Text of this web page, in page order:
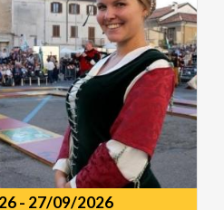
- 27/09/2026